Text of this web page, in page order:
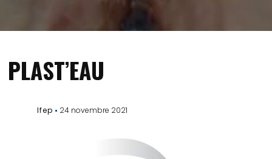
PLAST’EAU
Ifep 24 novembre 2021